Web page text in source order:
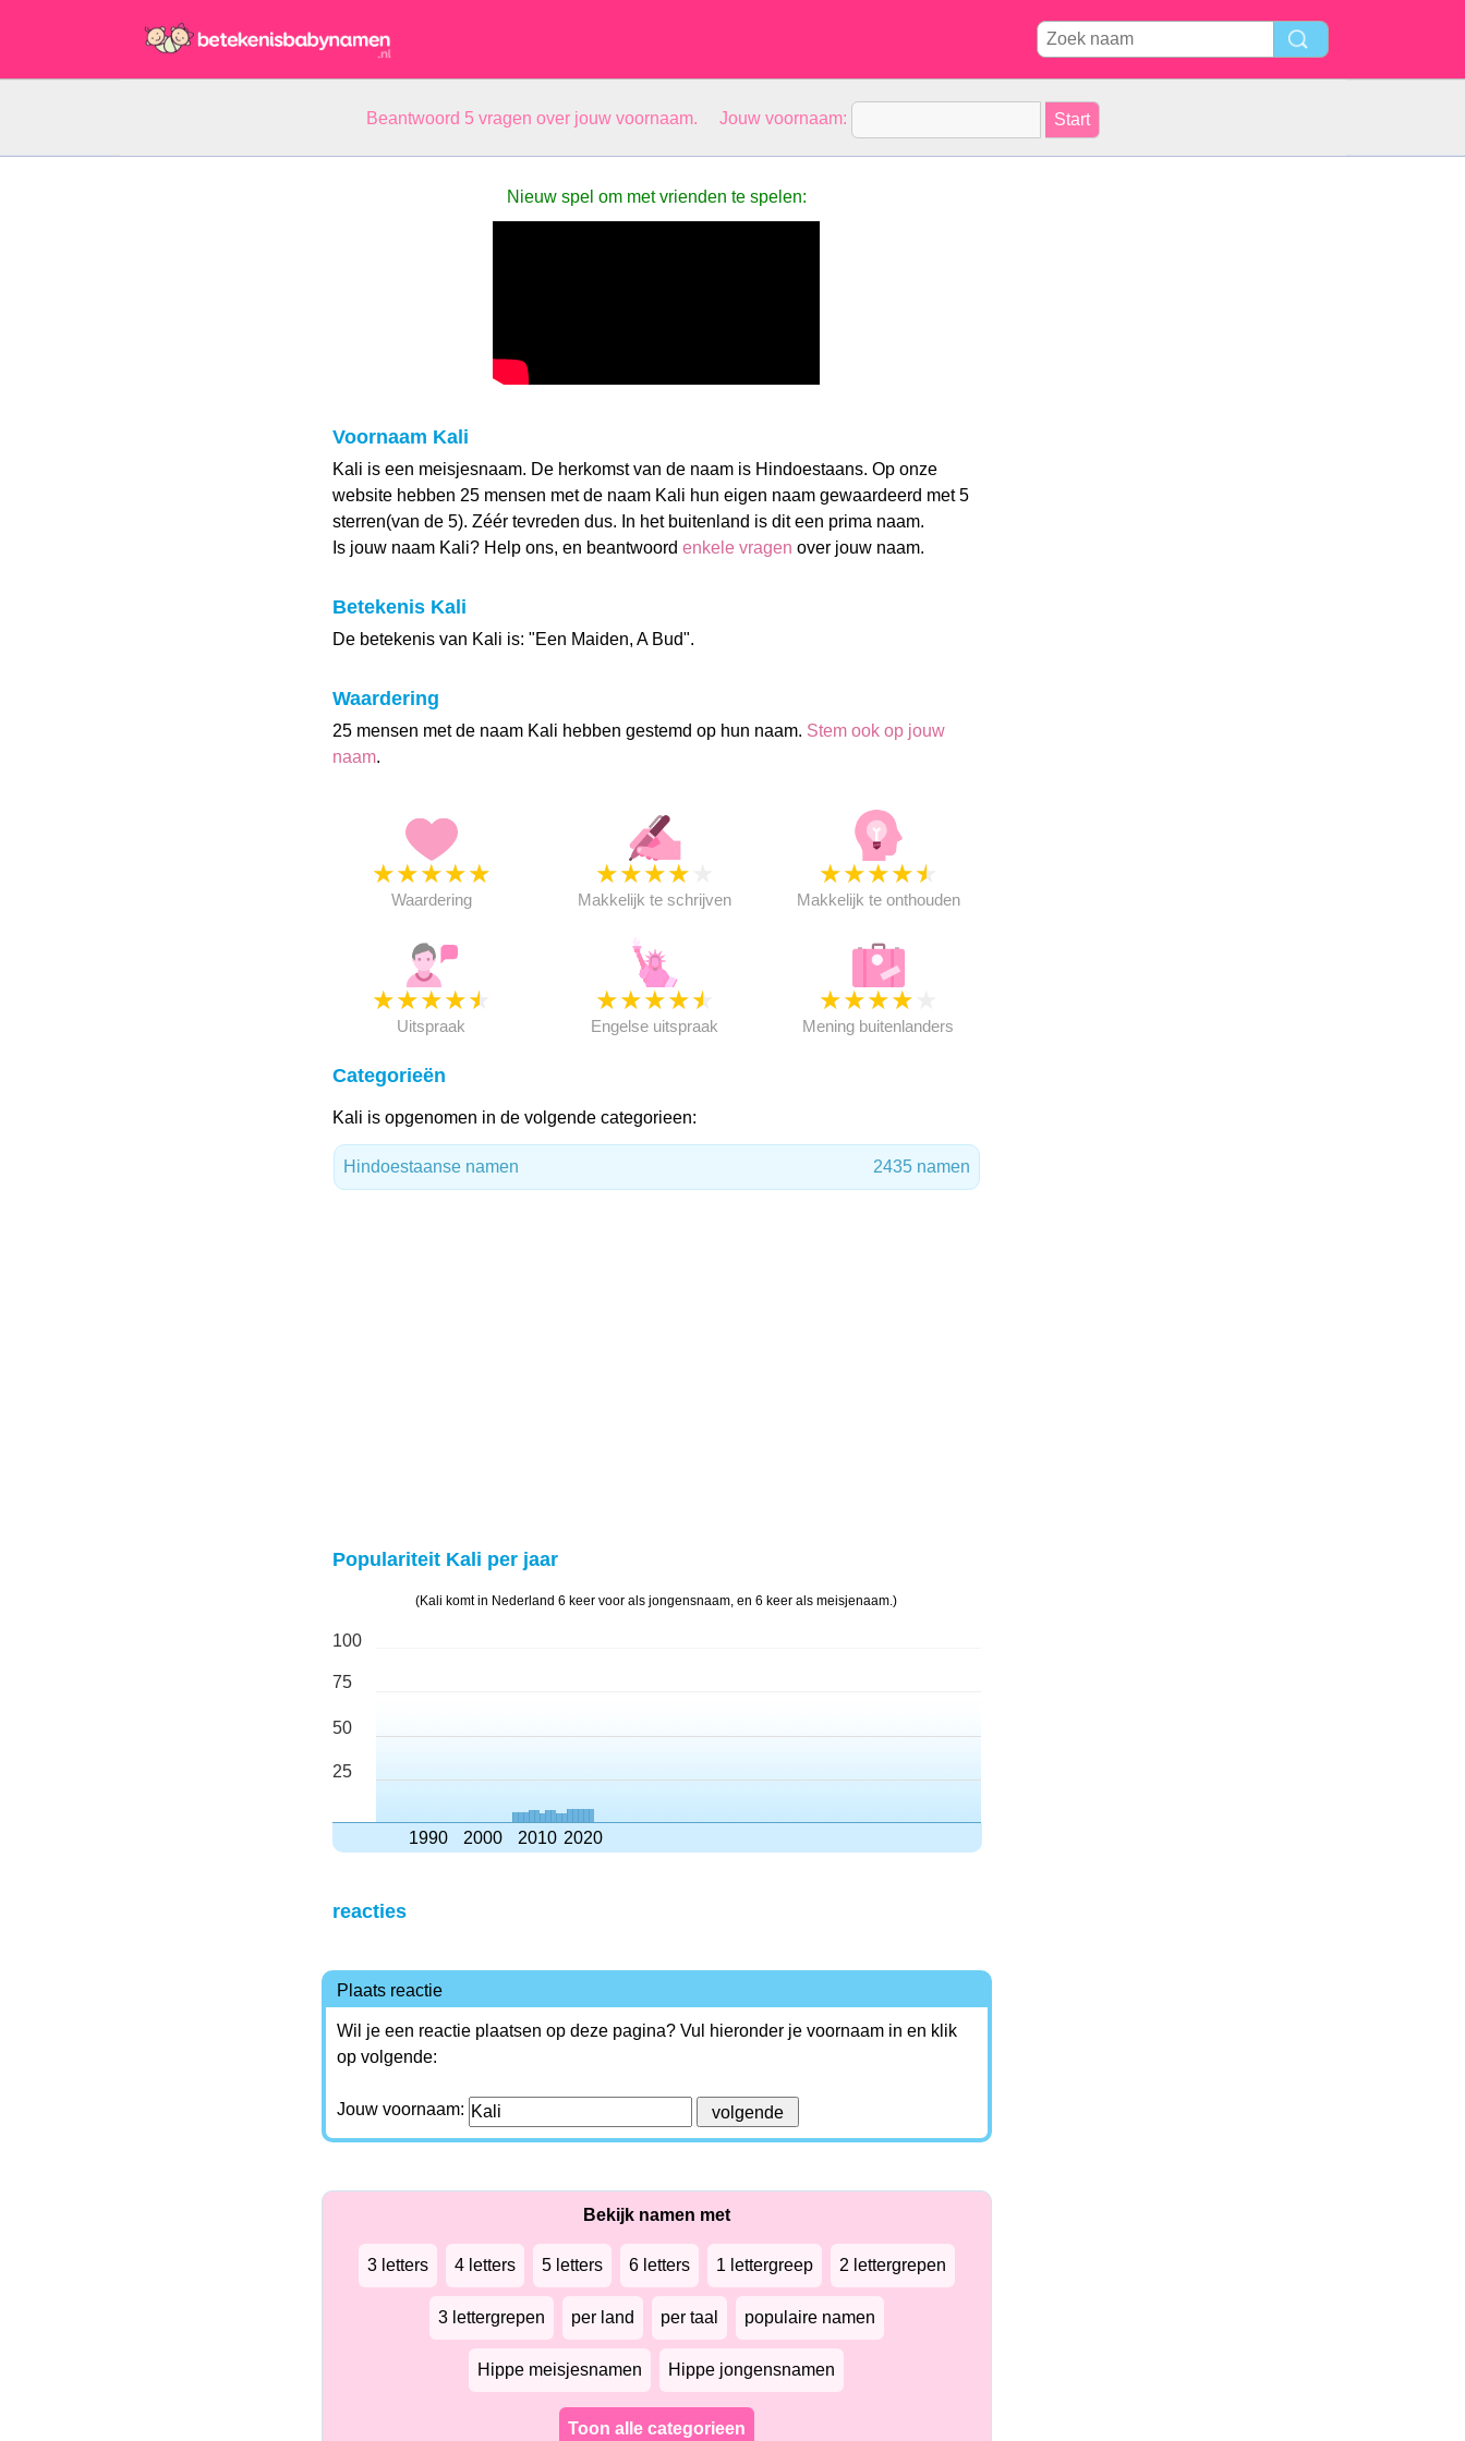
Beantwoord 5 vragen over jouw voornaam. Jouw voornaam:
Nieuw spel om met vrienden te spelen:
Voornaam Kali
Kali is een meisjesnaam. De herkomst van de naam is Hindoestaans. Op onze
website hebben 25 mensen met de naam Kali hun eigen naam gewaardeerd met 5
sterren(van de 5). Zéér tevreden dus. In het buitenland is dit een prima naam.
Is jouw naam Kali? Help ons, en beantwoord enkele vragen over jouw naam.
Betekenis Kali
De betekenis van Kali is: "Een Maiden, A Bud".
Waardering
25 mensen met de naam Kali hebben gestemd op hun naam. Stem ook op jouw
naam.
★★★★★
Waardering
★★★★
Makkelijk te schrijven
★★★★★
Makkelijk te onthouden
★★★★★
Uitspraak
★★★★★
Engelse uitspraak
★★★★
Mening buitenlanders
Categorieën
Kali is opgenomen in de volgende categorieen:
Hindoestaanse namen 2435 namen
Populariteit Kali per jaar
(Kali komt in Nederland 6 keer voor als jongensnaam, en 6 keer als meisjenaam.)
100
75
50
25
1990 2000 2010 2020
reacties
Plaats reactie
Wil je een reactie plaatsen op deze pagina? Vul hieronder je voornaam in en klik
op volgende:
Jouw voornaam:
Bekijk namen met
3 letters 4 letters 5 letters 6 letters 1 lettergreep 2 lettergrepen
3 lettergrepen per land per taal populaire namen
Hippe meisjesnamen Hippe jongensnamen
Toon alle categorieen